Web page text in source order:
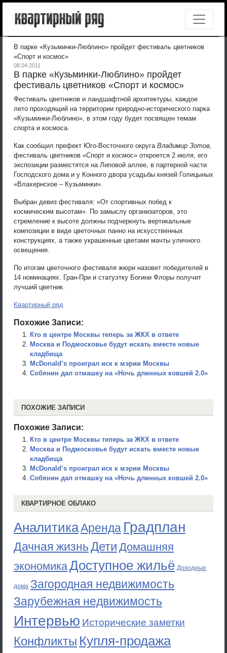
В парке «Кузьминки-Люблино» пройдет фестиваль цветников
«Спорт и космос»
08.04.2011
В парке «Кузьминки-Люблино» пройдет
фестиваль цветников «Спорт и космос»
Фестиваль цветников и ландшафтной архитектуры, каждое
лето проходящий на территории природно-исторического парка
«Кузьминки-Люблино», в этом году будет посвящен темам
спорта и космоса.
Как сообщил префект Юго-Восточного округа Владимир Зотов,
фестиваль цветников «Спорт и космос» откроется 2 июля, его
экспозиции разместятся на Липовой аллее, в партерной части
Господского дома и у Конного двора усадьбы князей Голицыных
«Влахернское – Кузьминки».
Выбран девиз фестиваля: «От спортивных побед к
космическим высотам». По замыслу организаторов, это
стремление к высоте должны подчеркнуть вертикальные
композиции в виде цветочных панно на искусственных
конструкциях, а также украшенные цветами мачты уличного
освещения.
По итогам цветочного фестиваля жюри назовет победителей в
14 номинациях. Гран-При и статуэтку Богини Флоры получит
лучший цветник.
Квартирный ряд
Похожие Записи:
Кто в центре Москвы теперь за ЖКХ в ответе
Москва и Подмосковье будут искать вместе новые
кладбища
McDonald’s проиграл иск к мэрии Москвы
Собянин дал отмашку на «Ночь длинных ковшей 2.0»
ПОХОЖИЕ ЗАПИСИ
Похожие Записи:
Кто в центре Москвы теперь за ЖКХ в ответе
Москва и Подмосковье будут искать вместе новые
кладбища
McDonald’s проиграл иск к мэрии Москвы
Собянин дал отмашку на «Ночь длинных ковшей 2.0»
КВАРТИРНОЕ ОБЛАКО
АналитикаАренда Градплан
Дачная жизньДети Домашняя
экономикаДоступное жильё Доходные
дома Загородная недвижимость
Зарубежная недвижимость
Интервью Исторические заметки
Конфликты Купля-продажа